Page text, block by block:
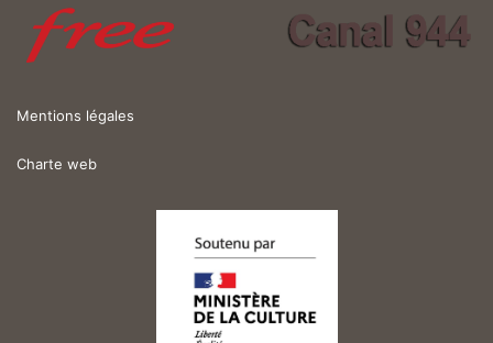
Mentions légales
Charte web